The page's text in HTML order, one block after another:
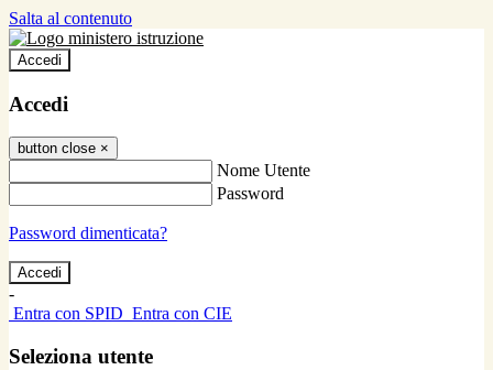
Salta al contenuto
Accedi
Accedi
button close ×
Nome Utente
Password
Password dimenticata?
-
Entra con SPID Entra con CIE
Seleziona utente